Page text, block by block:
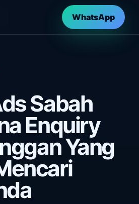
WhatsApp
Sabah
Enquiry
Yang